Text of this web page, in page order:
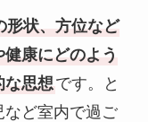
形状、方位など
康にどのよう
な思想 です。と
など室内で過ご